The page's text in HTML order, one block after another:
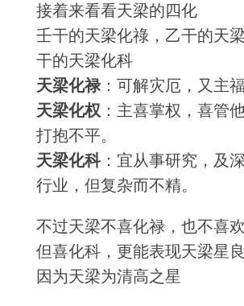
接着来看看天梁的四化
壬干的天梁化祿，乙干的天
干的天梁化科
天梁化禄：可解灾厄，又主福
天梁化权 ：主喜掌权，喜管
打抱不平。
天梁化科：宜从事研究，及
行业，但复杂而不精。
不过天梁不喜化禄，也不喜
但喜化科，更能表现天梁星
因为天梁为清高之星